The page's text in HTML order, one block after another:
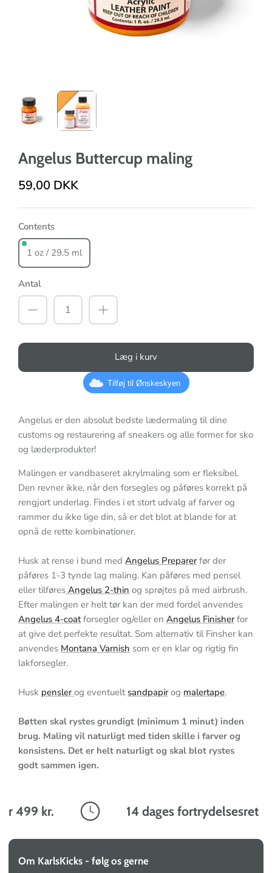
Angelus Buttercup maling
59,00 DKK
Contents
1 oz / 29.5 ml
Antal
Læg i kurv
Tilføj til Ønskeskyen
Angelus er den absolut bedste lædermaling til dine
customs og restaurering af sneakers og alle former for sko
og læderprodukter!
Malingen er vandbaseret akrylmaling som er fleksibel.
Den revner ikke, når den forsegles og påføres korrekt på
rengjort underlag. Findes i et stort udvalg af farver og
rammer du ikke lige din, så er det blot at blande for at
opnå de rette kombinationer.
Husk at rense i bund med Angelus Preparerfør der
påføres 1-3 tynde lag maling. Kan påføres med pensel
eller tilføres Angelus 2-thin og sprøjtes på med airbrush.
Efter malingen er helt tør kan der med fordel anvendes
Angelus 4-coatforsegler og/eller en Angelus Finisherfor
at give det perfekte resultat. Som alternativ til Finsher kan
anvendes Montana Varnish som er en klar og rigtig fin
lakforsegler.
Husk penslerog eventuelt sandpapirog malertape.
Bøtten skal rystes grundigt (minimum 1 minut) inden
brug. Maling vil naturligt med tiden skille i farver og
konsistens. Det er helt naturligt og skal blot rystes
godt sammen igen.
499 kr. 14 dages fortrydelsesret
Om KarlsKicks - følg os gerne